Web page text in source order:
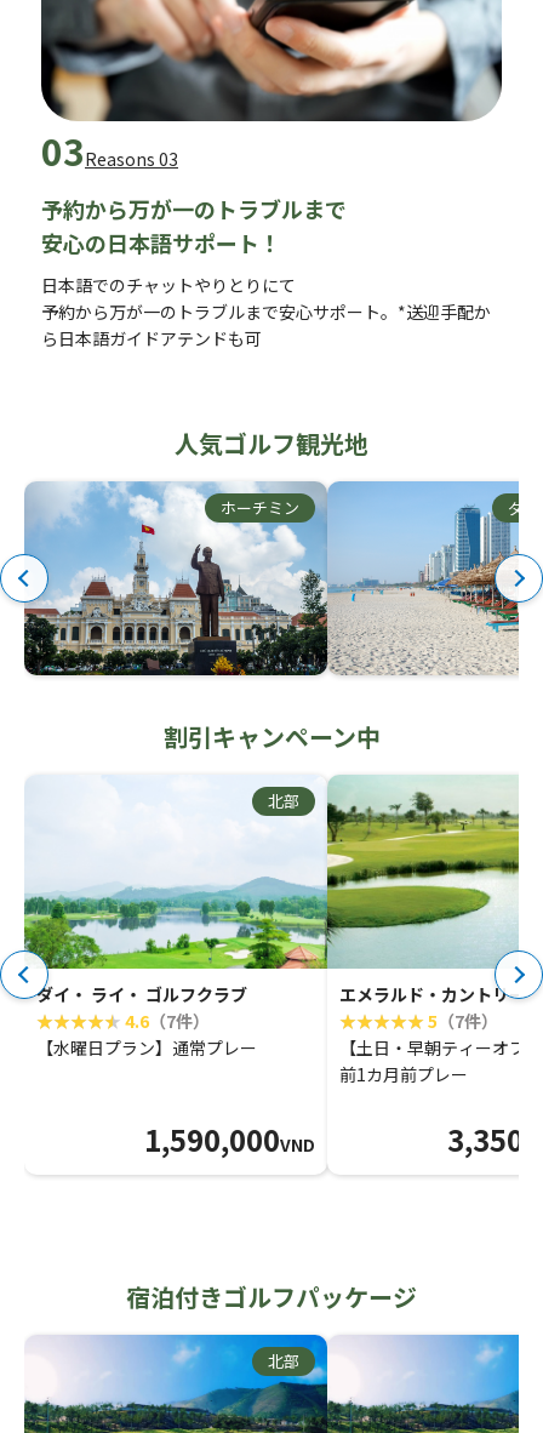
03Reasons 03
予約から万が一のトラブルまで
安心の日本語サポート！
日本語でのチャットやりとりにて
予約から万が一のトラブルまで安心サポート。*送迎手配か
ら日本語ガイドアテンドも可
人気ゴルフ観光地
ホーチミン ダ
割引キャンペーン中
北部
ダイ・ ライ・ ゴルフクラブ
4.6 （7件）
【水曜日プラン】通常プレー
1,590,000VND
エメラルド・カントリー
5 （7件）
【土日・早朝ティーオフ
前1カ月前プレー
宿泊付きゴルフパッケージ
北部